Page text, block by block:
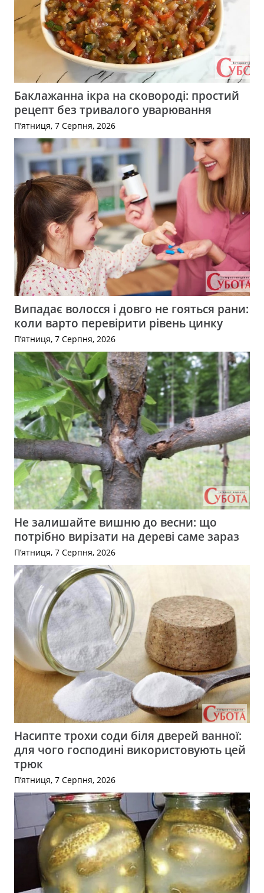
Баклажанна ікра на сковороді: простий
рецепт без тривалого уварювання
П’ятниця, 7 Серпня, 2026
Випадає волосся і довго не гояться рани:
коли варто перевірити рівень цинку
П’ятниця, 7 Серпня, 2026
Не залишайте вишню до весни: що
потрібно вирізати на дереві саме зараз
П’ятниця, 7 Серпня, 2026
Насипте трохи соди біля дверей ванної:
для чого господині використовують цей
трюк
П’ятниця, 7 Серпня, 2026